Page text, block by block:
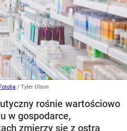
/ Tyler Olson
rośnie wartościowo
w gospodarce,
zmierzy się z ostrą